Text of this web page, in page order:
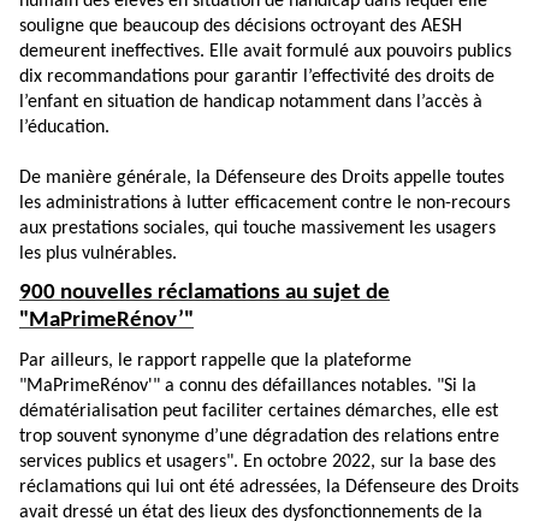
souligne que beaucoup des décisions octroyant des AESH
demeurent ineffectives. Elle avait formulé aux pouvoirs publics
dix recommandations pour garantir l’effectivité des droits de
l’enfant en situation de handicap notamment dans l’accès à
l’éducation.
De manière générale, la Défenseure des Droits appelle toutes
les administrations à lutter efficacement contre le non-recours
aux prestations sociales, qui touche massivement les usagers
les plus vulnérables.
900 nouvelles réclamations au sujet de
"MaPrimeRénov’"
Par ailleurs, le rapport rappelle que la plateforme
"MaPrimeRénov'" a connu des défaillances notables. "Si la
dématérialisation peut faciliter certaines démarches, elle est
trop souvent synonyme d’une dégradation des relations entre
services publics et usagers". En octobre 2022, sur la base des
réclamations qui lui ont été adressées, la Défenseure des Droits
avait dressé un état des lieux des dysfonctionnements de la